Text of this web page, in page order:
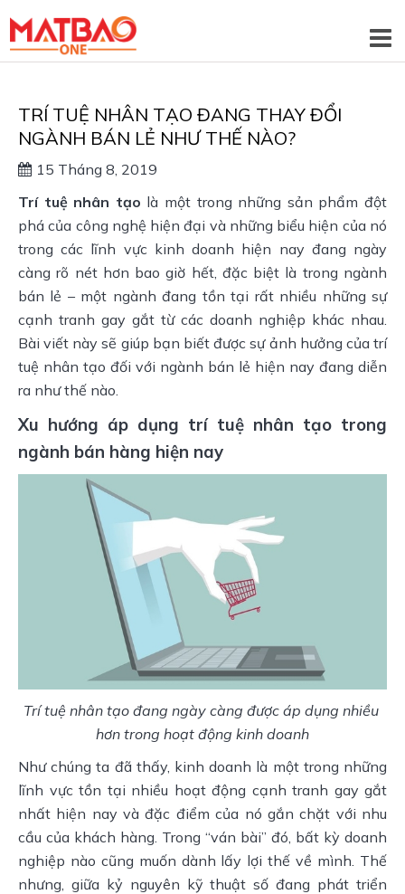
TRÍ TUỆ NHÂN TẠO ĐANG THAY ĐỔI
NGÀNH BÁN LẺ NHƯ THẾ NÀO?
15 Tháng 8, 2019
Trí tuệ nhân tạo là một trong những sản phẩm đột
phá của công nghệ hiện đại và những biểu hiện của nó
trong các lĩnh vực kinh doanh hiện nay đang ngày
càng rõ nét hơn bao giờ hết, đặc biệt là trong ngành
bán lẻ – một ngành đang tồn tại rất nhiều những sự
cạnh tranh gay gắt từ các doanh nghiệp khác nhau.
Bài viết này sẽ giúp bạn biết được sự ảnh hưởng của trí
tuệ nhân tạo đối với ngành bán lẻ hiện nay đang diễn
ra như thế nào.
Xu hướng áp dụng trí tuệ nhân tạo trong
ngành bán hàng hiện nay
Trí tuệ nhân tạo đang ngày càng được áp dụng nhiều
hơn trong hoạt động kinh doanh
Như chúng ta đã thấy, kinh doanh là một trong những
lĩnh vực tồn tại nhiều hoạt động cạnh tranh gay gắt
nhất hiện nay và đặc điểm của nó gắn chặt với nhu
cầu của khách hàng. Trong “ván bài” đó, bất kỳ doanh
nghiệp nào cũng muốn dành lấy lợi thế về mình. Thế
nhưng, giữa kỷ nguyên kỹ thuật số đang phát triển